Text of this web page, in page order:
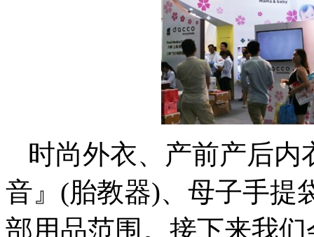
时尚外衣、产前产后
音』(胎教器)、母子手提
部用品范围。接下来我